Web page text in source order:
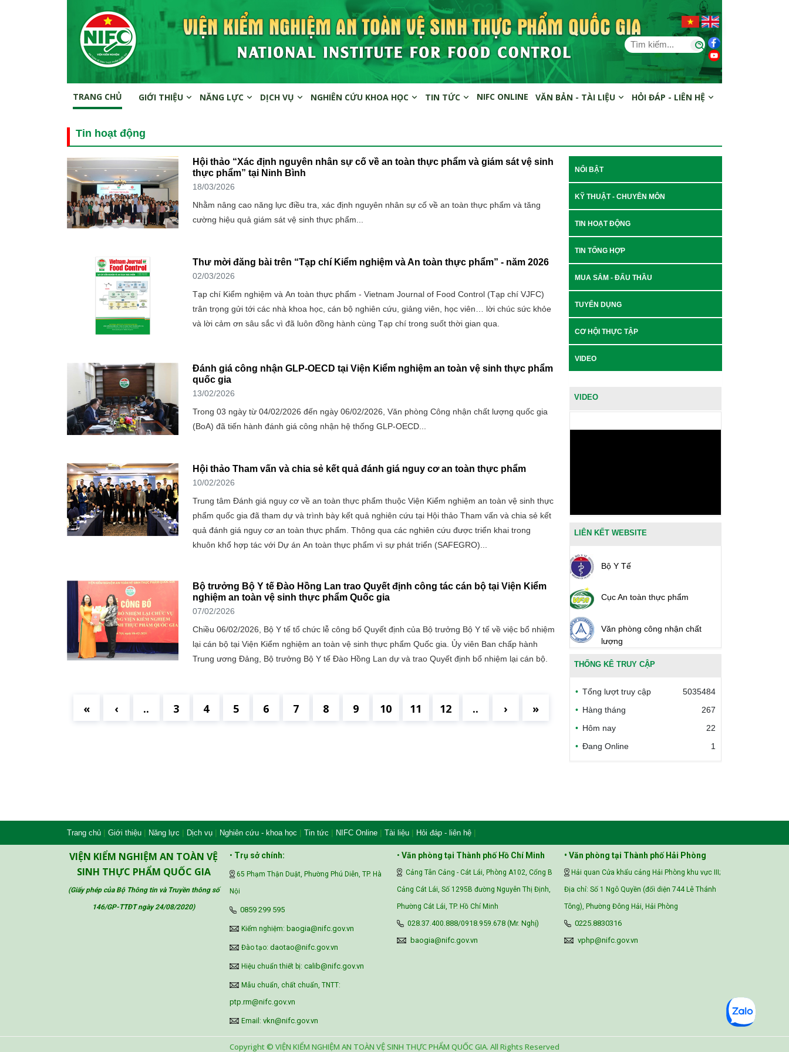
TRANG CHỦ GIỚI THIỆU NĂNG LỰC DỊCH VỤ NGHIÊN CỨU KHOA HỌC TIN TỨC NIFC ONLINE VĂN BẢN - TÀI LIỆU HỎI ĐÁP - LIÊN HỆ
Tin hoạt động
Hội thảo “Xác định nguyên nhân sự cố về an toàn thực phẩm và giám sát vệ sinh
thực phẩm” tại Ninh Bình
18/03/2026
Nhằm nâng cao năng lực điều tra, xác định nguyên nhân sự cố về an toàn thực phẩm và tăng
cường hiệu quả giám sát vệ sinh thực phẩm...
Thư mời đăng bài trên “Tạp chí Kiểm nghiệm và An toàn thực phẩm” - năm 2026
02/03/2026
Tạp chí Kiểm nghiệm và An toàn thực phẩm - Vietnam Journal of Food Control (Tạp chí VJFC)
trân trọng gửi tới các nhà khoa học, cán bộ nghiên cứu, giảng viên, học viên… lời chúc sức khỏe
và lời cảm ơn sâu sắc vì đã luôn đồng hành cùng Tạp chí trong suốt thời gian qua.
Đánh giá công nhận GLP-OECD tại Viện Kiểm nghiệm an toàn vệ sinh thực phẩm
quốc gia
13/02/2026
Trong 03 ngày từ 04/02/2026 đến ngày 06/02/2026, Văn phòng Công nhận chất lượng quốc gia
(BoA) đã tiến hành đánh giá công nhận hệ thống GLP-OECD...
Hội thảo Tham vấn và chia sẻ kết quả đánh giá nguy cơ an toàn thực phẩm
10/02/2026
Trung tâm Đánh giá nguy cơ về an toàn thực phẩm thuộc Viện Kiểm nghiệm an toàn vệ sinh thực
phẩm quốc gia đã tham dự và trình bày kết quả nghiên cứu tại Hội thảo Tham vấn và chia sẻ kết
quả đánh giá nguy cơ an toàn thực phẩm. Thông qua các nghiên cứu được triển khai trong
khuôn khổ hợp tác với Dự án An toàn thực phẩm vì sự phát triển (SAFEGRO)...
Bộ trưởng Bộ Y tế Đào Hồng Lan trao Quyết định công tác cán bộ tại Viện Kiểm
nghiệm an toàn vệ sinh thực phẩm Quốc gia
07/02/2026
Chiều 06/02/2026, Bộ Y tế tổ chức lễ công bố Quyết định của Bộ trưởng Bộ Y tế về việc bổ nhiệm
lại cán bộ tại Viện Kiểm nghiệm an toàn vệ sinh thực phẩm Quốc gia. Ủy viên Ban chấp hành
Trung ương Đảng, Bộ trưởng Bộ Y tế Đào Hồng Lan dự và trao Quyết định bổ nhiệm lại cán bộ.
« ‹ .. 3 4 5 6 7 8 9 10 11 12 .. › »
NỔI BẬT
KỸ THUẬT - CHUYÊN MÔN
TIN HOẠT ĐỘNG
TIN TỔNG HỢP
MUA SẮM - ĐẤU THẦU
TUYỂN DỤNG
CƠ HỘI THỰC TẬP
VIDEO
VIDEO
LIÊN KẾT WEBSITE
Bộ Y Tế
Cục An toàn thực phẩm
Văn phòng công nhận chất
lượng
Bộ Công thương Việt Nam
Bộ Nông nghiệp và Môi trường
Công đoàn Y tế Việt Nam
Safe Food for Growth Project
(VFSA)
THỐNG KÊ TRUY CẬP
Tổng lượt truy cập
5035484
Hàng tháng
267
Hôm nay
22
Đang Online
1
Trang chủ | Giới thiệu | Năng lực | Dịch vụ | Nghiên cứu - khoa học | Tin tức | NIFC Online | Tài liệu | Hỏi đáp - liên hệ |
VIỆN KIỂM NGHIỆM AN TOÀN VỆ
SINH THỰC PHẨM QUỐC GIA
(Giấy phép của Bộ Thông tin và Truyền thông số
146/GP-TTĐT ngày 24/08/2020)
• Trụ sở chính:
65 Phạm Thận Duật, Phường Phú Diễn, TP. Hà
Nội
‪0859 299 595‬
Kiểm nghiệm: baogia@nifc.gov.vn
Đào tạo: daotao@nifc.gov.vn
Hiệu chuẩn thiết bị: calib@nifc.gov.vn
Mẫu chuẩn, chất chuẩn, TNTT:
ptp.rm@nifc.gov.vn
Email: vkn@nifc.gov.vn
• Văn phòng tại Thành phố Hồ Chí Minh
Cảng Tân Cảng - Cát Lái, Phòng A102, Cổng B
Cảng Cát Lái, Số 1295B đường Nguyễn Thị Định,
Phường Cát Lái, TP. Hồ Chí Minh
028.37.400.888/0918.959.678 (Mr. Nghị)
baogia@nifc.gov.vn
• Văn phòng tại Thành phố Hải Phòng
Hải quan Cửa khẩu cảng Hải Phòng khu vực III;
Địa chỉ: Số 1 Ngô Quyền (đối diện 744 Lê Thánh
Tông), Phường Đông Hải, Hải Phòng
0225.8830316
vphp@nifc.gov.vn
Copyright © VIỆN KIỂM NGHIỆM AN TOÀN VỆ SINH THỰC PHẨM QUỐC GIA. All Rights Reserved